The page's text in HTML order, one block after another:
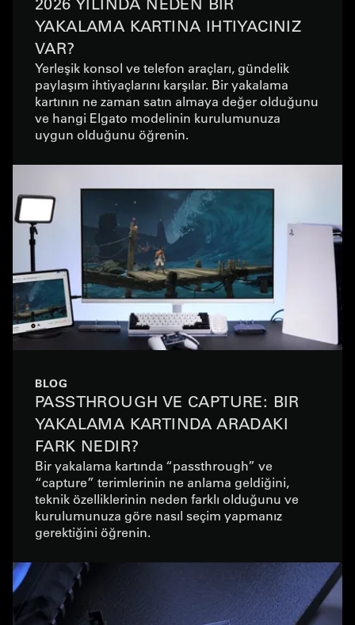
YAKALAMA KARTINA IHTIYACINIZ
VAR?
Yerleşik konsol ve telefon araçları, gündelik
paylaşım ihtiyaçlarını karşılar. Bir yakalama
kartının ne zaman satın almaya değer olduğunu
ve hangi Elgato modelinin kurulumunuza
uygun olduğunu öğrenin.
BLOG
PASSTHROUGH VE CAPTURE: BIR
YAKALAMA KARTINDA ARADAKI
FARK NEDIR?
Bir yakalama kartında “passthrough” ve
“capture” terimlerinin ne anlama geldiğini,
teknik özelliklerinin neden farklı olduğunu ve
kurulumunuza göre nasıl seçim yapmanız
gerektiğini öğrenin.